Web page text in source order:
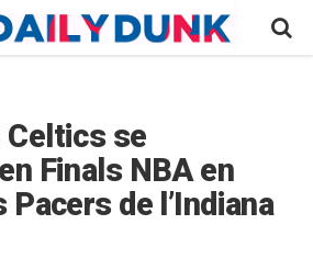
Celtics se
Finals NBA en
Pacers de l’Indiana